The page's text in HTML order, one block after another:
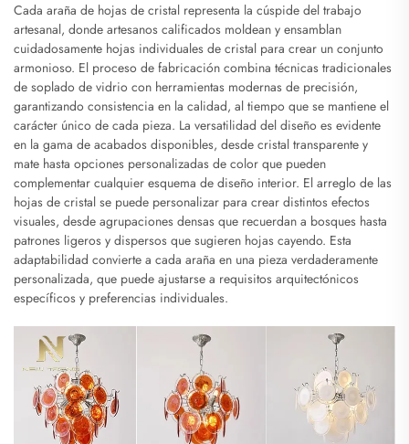
Cada araña de hojas de cristal representa la cúspide del trabajo
artesanal, donde artesanos calificados moldean y ensamblan
cuidadosamente hojas individuales de cristal para crear un conjunto
armonioso. El proceso de fabricación combina técnicas tradicionales
de soplado de vidrio con herramientas modernas de precisión,
garantizando consistencia en la calidad, al tiempo que se mantiene el
carácter único de cada pieza. La versatilidad del diseño es evidente
en la gama de acabados disponibles, desde cristal transparente y
mate hasta opciones personalizadas de color que pueden
complementar cualquier esquema de diseño interior. El arreglo de las
hojas de cristal se puede personalizar para crear distintos efectos
visuales, desde agrupaciones densas que recuerdan a bosques hasta
patrones ligeros y dispersos que sugieren hojas cayendo. Esta
adaptabilidad convierte a cada araña en una pieza verdaderamente
personalizada, que puede ajustarse a requisitos arquitectónicos
específicos y preferencias individuales.